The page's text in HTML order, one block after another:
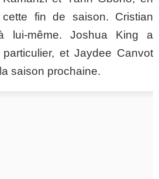
fin de saison. Cristian
lui-même. Joshua King a
et Jaydee Canvot
saison prochaine.